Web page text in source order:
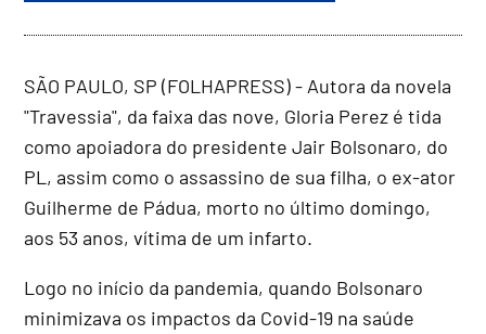
SÃO PAULO, SP (FOLHAPRESS) - Autora da novela
"Travessia", da faixa das nove, Gloria Perez é tida
como apoiadora do presidente Jair Bolsonaro, do
PL, assim como o assassino de sua filha, o ex-ator
Guilherme de Pádua, morto no último domingo,
aos 53 anos, vítima de um infarto.
Logo no início da pandemia, quando Bolsonaro
minimizava os impactos da Covid-19 na saúde